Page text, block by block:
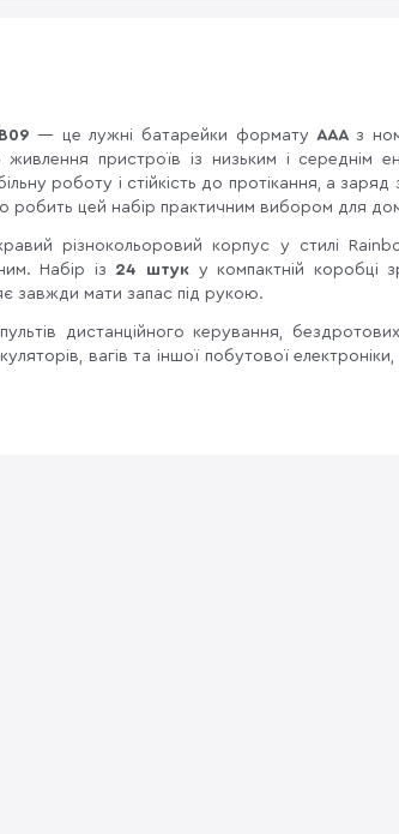
— це лужні батарейки форматуAAAз
живлення пристроїв із низьким і середнім
роботу і стійкість до протікання, а заряд
робить цей набір практичним вибором для
різнокольоровий корпус у стилі
Набір із 24 штук у компактній коробці
завжди мати запас під рукою.
дистанційного керування,
вагів та іншої побутової